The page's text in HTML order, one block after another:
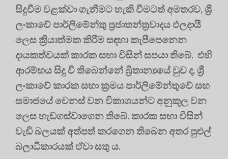
සිදුවීම වළක්වා ගැනීමට හැකි වීමටත් අමතරව, ශ්‍රී
ලංකාවේ පාර්ලිමේන්තු ප්‍රජාතන්ත්‍රවාදය ඵලදායී
ලෙස ක්‍රියාත්මක කිරීම සඳහා කැපීපෙනෙන
දායකත්වයක් කාරක සභා විසින් සපයා තිබේ. එහි
ආරම්භය සිදු වී තිබෙන්නේ බ්‍රිතාන්‍යයේ වුව ද, ශ්‍රී
ලංකාවේ කාරක සභා ක්‍රමය පාර්ලිමේන්තුවේ සහ
සමාජයේ වෙනස් වන විකාශයන්ට අනුකූල වන
ලෙස හැඩගස්වාගෙන තිබේ. කාරක සභා විසින්
වැඩි බලයක් අත්පත් කරගෙන තිබෙන අතර පුළුල්
බලාධිකාරයක් ඒවා සතු ය.